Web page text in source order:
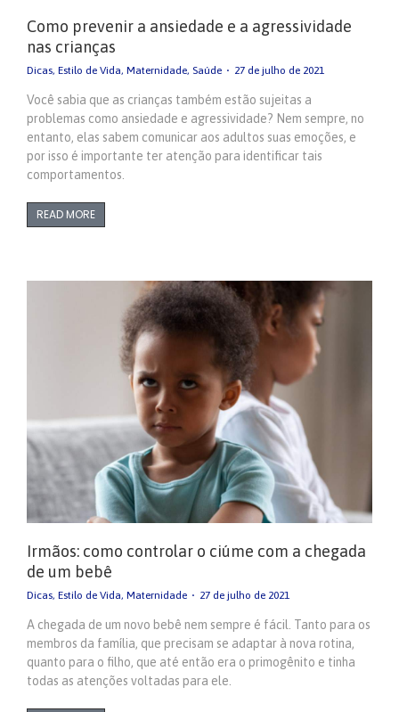
Como prevenir a ansiedade e a agressividade
nas crianças
Dicas, Estilo de Vida, Maternidade, Saúde 27 de julho de 2021
Você sabia que as crianças também estão sujeitas a
problemas como ansiedade e agressividade? Nem sempre, no
entanto, elas sabem comunicar aos adultos suas emoções, e
por isso é importante ter atenção para identificar tais
comportamentos.
READ MORE
Irmãos: como controlar o ciúme com a chegada
de um bebê
Dicas, Estilo de Vida, Maternidade 27 de julho de 2021
A chegada de um novo bebê nem sempre é fácil. Tanto para os
membros da família, que precisam se adaptar à nova rotina,
quanto para o filho, que até então era o primogênito e tinha
todas as atenções voltadas para ele.